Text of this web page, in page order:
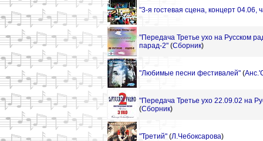
"3-я гостевая сцена, концерт 04.06,
"Передача Третье ухо на Русском
парад-2" (Сборник)
"Любимые песни фестивалей" (
"Передача Третье ухо 22.09.02 на
(Сборник)
"Третий" (Л.Чебоксарова)